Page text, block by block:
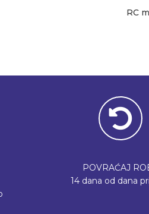
RC
POVRAĆAJ
14 dana od dana